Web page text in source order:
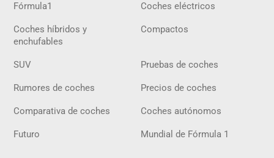
Fórmula1 Coches eléctricos
Coches híbridos y
enchufables
Compactos
SUV Pruebas de coches
Rumores de coches Precios de coches
Comparativa de coches Coches autónomos
Futuro Mundial de Fórmula 1